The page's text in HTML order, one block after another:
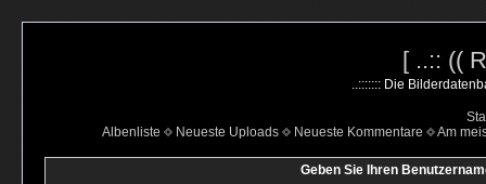
[ ..:: ((
..::::::: Die
Albenliste
Neueste Uploads Neueste Kommentare Am
Geben Sie Ihren